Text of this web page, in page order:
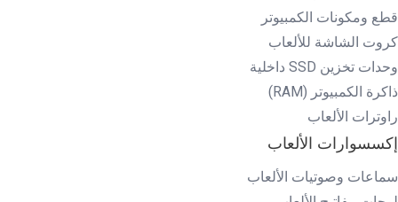
قطع ومكونات الكمبيوتر
كروت الشاشة للألعاب
وحدات تخزين SSD داخلية
ذاكرة الكمبيوتر (RAM)
راوترات الألعاب
إكسسوارات الألعاب
سماعات وصوتيات الألعاب